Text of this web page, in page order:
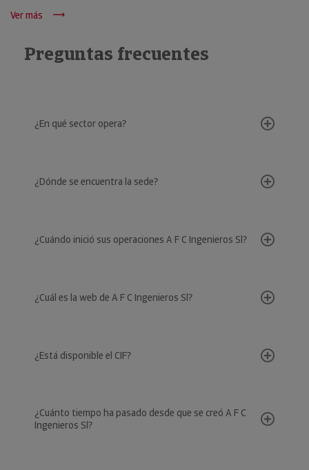
Ver más
Preguntas frecuentes
¿En qué sector opera?
¿Dónde se encuentra la sede?
¿Cuándo inició sus operaciones A F C Ingenieros Sl?
¿Cuál es la web de A F C Ingenieros Sl?
¿Está disponible el CIF?
¿Cuánto tiempo ha pasado desde que se creó A F C
Ingenieros Sl?